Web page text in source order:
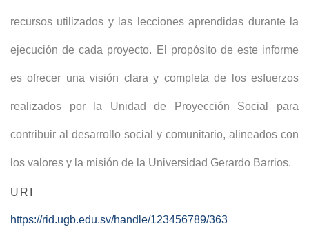
recursos utilizados y las lecciones aprendidas durante la
ejecución de cada proyecto. El propósito de este informe
es ofrecer una visión clara y completa de los esfuerzos
realizados por la Unidad de Proyección Social para
contribuir al desarrollo social y comunitario, alineados con
los valores y la misión de la Universidad Gerardo Barrios.
URI
https://rid.ugb.edu.sv/handle/123456789/363